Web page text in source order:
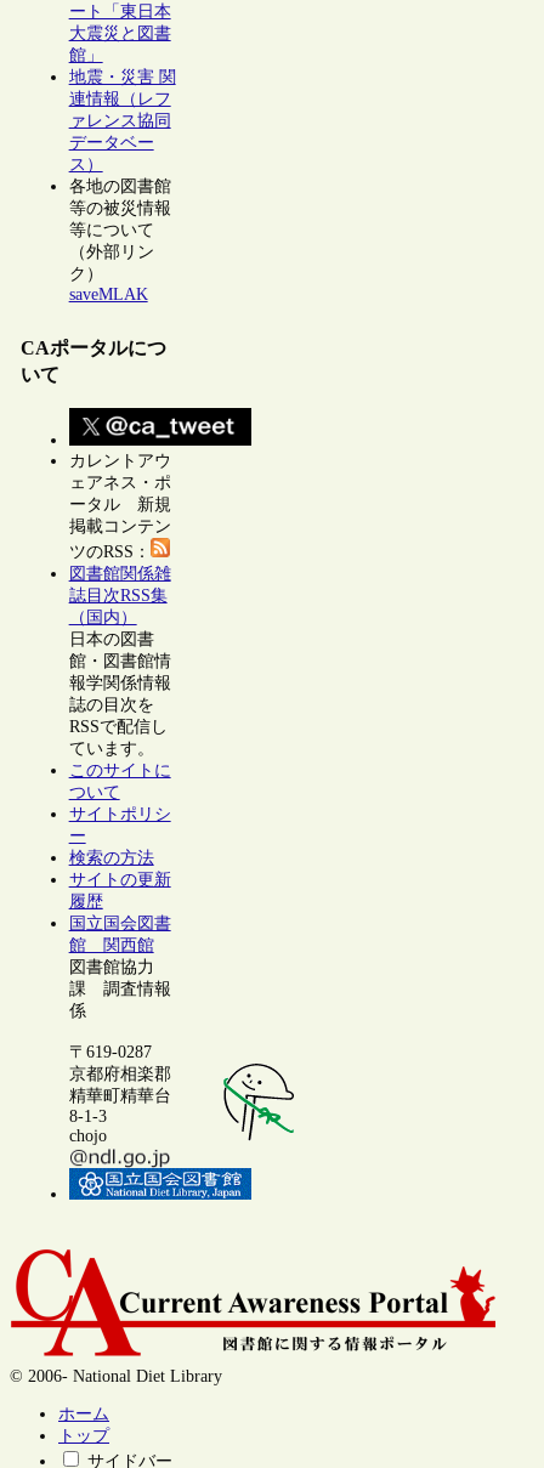
ート「東日本
大震災と図書
館」
地震・災害 関
連情報（レフ
ァレンス協同
データベー
ス）
各地の図書館
等の被災情報
等について
（外部リン
ク）
saveMLAK
CAポータルにつ
いて
カレントアウ
ェアネス・ポ
ータル 新規
掲載コンテン
ツのRSS：
図書館関係雑
誌目次RSS集
（国内）
日本の図書
館・図書館情
報学関係情報
誌の目次を
RSSで配信し
ています。
このサイトに
ついて
サイトポリシ
ー
検索の方法
サイトの更新
履歴
国立国会図書
館 関西館
図書館協力
課 調査情報
係
〒619-0287
京都府相楽郡
精華町精華台
8-1-3
chojo
© 2006- National Diet Library
ホーム
トップ
サイドバー